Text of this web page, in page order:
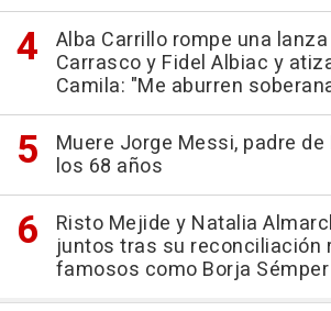
Alba Carrillo rompe una
Carrasco y Fidel Albiac y
Camila: "Me aburren
Muere Jorge Messi, padre de
los 68 años
Risto Mejide y Natalia
juntos tras su reconciliación
famosos como Borja